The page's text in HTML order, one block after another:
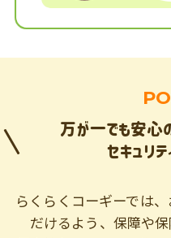
万が一でも安心
セキュリ
らくらくコーギーでは
だけるよう、保障や保